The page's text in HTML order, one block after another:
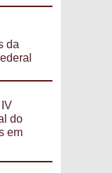
da
do
em